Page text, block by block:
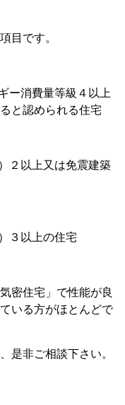
目です。
ー消費量等級４以上
と認められる住宅
２以上又は免震建築
３以上の住宅
密住宅」で性能が良
いる方がほとんどで
是非ご相談下さい。